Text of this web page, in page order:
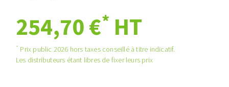
TRAITEMENT DE SURFACE
Disques à lamelles
254,70 €* HT
* Prix public 2026 hors taxes conseillé à titre indicatif.
Les distributeurs étant libres de fixer leurs prix